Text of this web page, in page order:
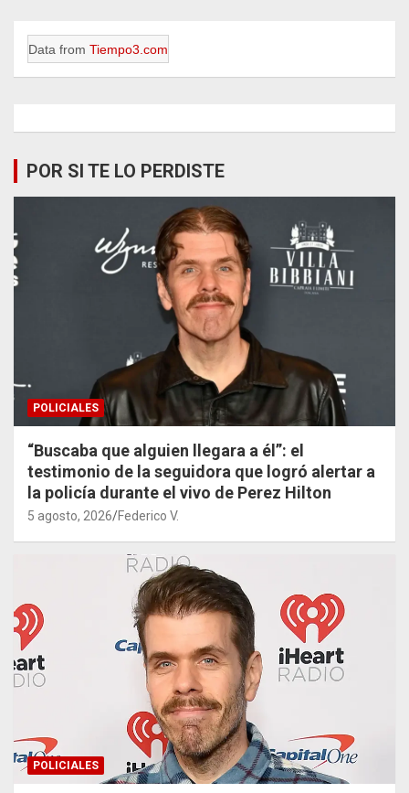
Data from Tiempo3.com
POR SI TE LO PERDISTE
POLICIALES
“Buscaba que alguien llegara a él”: el
testimonio de la seguidora que logró alertar a
la policía durante el vivo de Perez Hilton
5 agosto, 2026 Federico V.
POLICIALES